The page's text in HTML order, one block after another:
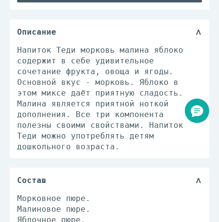
Описание
Напиток Теди морковь малина яблоко
содержит в себе удивительное
сочетание фрукта, овоща и ягоды.
Основной вкус - морковь. Яблоко в
этом миксе даёт приятную сладость.
Малина является приятной ноткой
дополнения. Все три компонента
полезны своими свойствами. Напиток
Теди можно употреблять детям
дошкольного возраста.
Состав
Морковное пюре.
Малиновое пюре.
Яблочное пюре.